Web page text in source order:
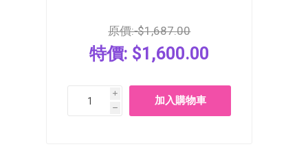
Häagen-Dazs
原價: $1,687.00
特價: $1,600.00
i
h